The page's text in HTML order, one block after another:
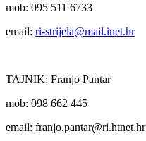
mob: 095 511 6733
email: ri-strijela@mail.inet.hr
TAJNIK: Franjo Pantar
mob: 098 662 445
email: franjo.pantar@ri.htnet.hr